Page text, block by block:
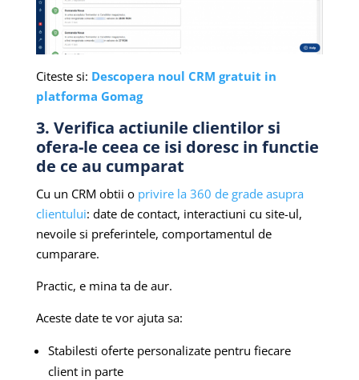
Citeste si: Descopera noul CRM gratuit in
platforma Gomag
3. Verifica actiunile clientilor si
ofera-le ceea ce isi doresc in functie
de ce au cumparat
Cu un CRM obtii oprivire la 360 de grade asupra
clientului: date de contact, interactiuni cu site-ul,
nevoile si preferintele, comportamentul de
cumparare.
Practic, e mina ta de aur.
Aceste date te vor ajuta sa:
Stabilesti oferte personalizate pentru fiecare
client in parte